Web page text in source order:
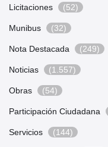
Licitaciones (52)
Munibus (32)
Nota Destacada (249)
Noticias (1.557)
Obras (54)
Participación Ciudadana
Servicios (144)